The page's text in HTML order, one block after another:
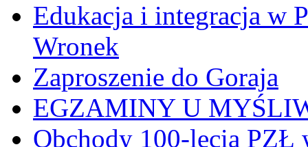
Edukacja i integracja w
Wronek
Zaproszenie do Goraja
EGZAMINY U
Obchody 100-lecia PZŁ